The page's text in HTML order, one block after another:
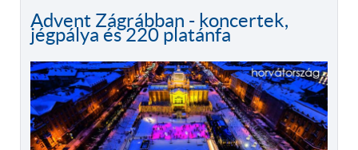
Advent Zágrábban - koncertek,
jégpálya és 220 platánfa